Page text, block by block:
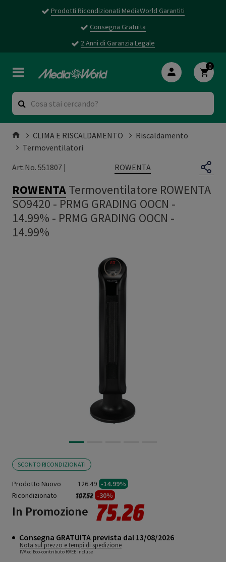
Prodotti Ricondizionati MediaWorld Garantiti
Consegna Gratuita
2 Anni di Garanzia Legale
0
CLIMA E RISCALDAMENTO
Riscaldamento
Termoventilatori
Art.No. 551807 |
ROWENTA
ROWENTATermoventilatore ROWENTA
SO9420 - PRMG GRADING OOCN -
14.99% - PRMG GRADING OOCN -
14.99%
SCONTO RICONDIZIONATI
Prodotto Nuovo 126.49 -14.99%
Ricondizionato
Prezzo ridotto da
107.52a -30%
In Promozione 75.26
Consegna GRATUITA prevista dal 13/08/2026
Nota sul prezzo e tempi di spedizione
IVA ed Eco-contributo RAEE incluse